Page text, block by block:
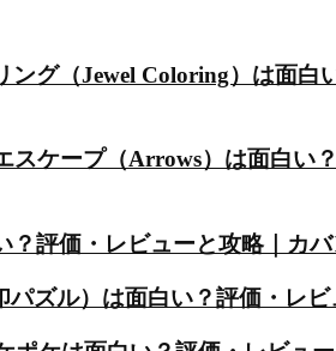
ング（Jewel Coloring）は面
スケープ（Arrows）は面白い
？評価・レビューと攻略｜カ
ズル）は面白い？評価・レ